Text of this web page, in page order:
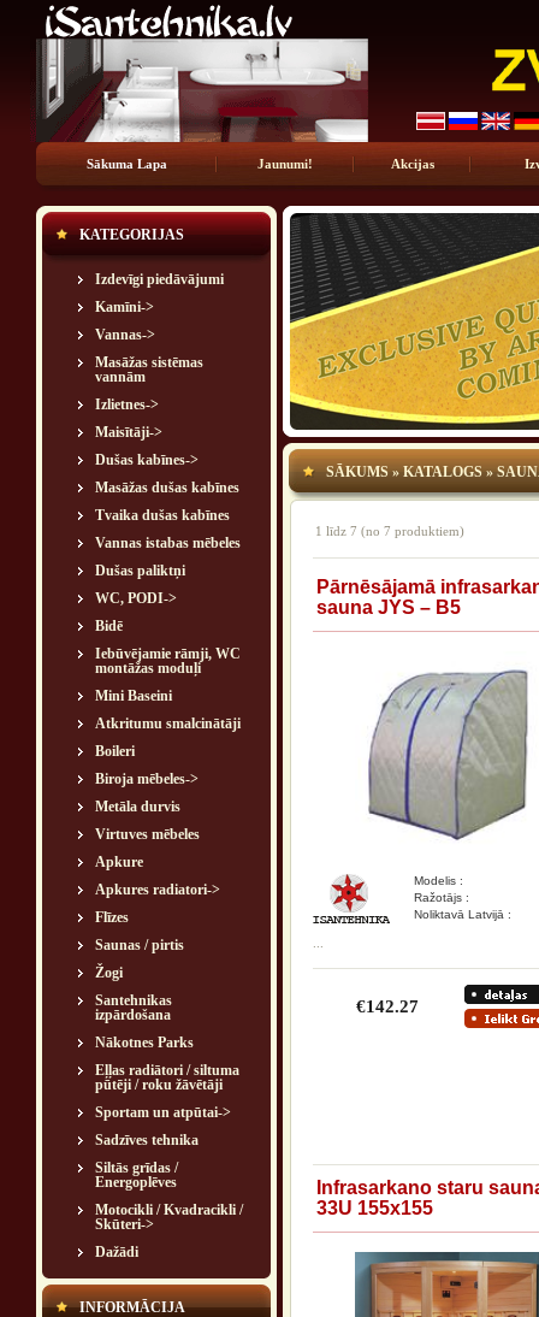
Sākuma Lapa Jaunumi! Akcijas
KATEGORIJAS
Izdevīgi piedāvājumi
Kamīni->
Vannas->
Masāžas sistēmas
vannām
Izlietnes->
Maisītāji->
Dušas kabīnes->
Masāžas dušas kabīnes
Tvaika dušas kabīnes
Vannas istabas mēbeles
Dušas paliktņi
WC, PODI->
Bidē
Iebūvējamie rāmji, WC
montāžas moduļi
Mini Baseini
Atkritumu smalcinātāji
Boileri
Biroja mēbeles->
Metāla durvis
Virtuves mēbeles
Apkure
Apkures radiatori->
Flīzes
Saunas / pirtis
Žogi
Santehnikas
izpārdošana
Nākotnes Parks
Eļļas radiātori / siltuma
pūtēji / roku žāvētāji
Sportam un atpūtai->
Sadzīves tehnika
Siltās grīdas /
Energoplēves
Motocikli / Kvadracikli /
Skūteri->
Dažādi
INFORMĀCIJA
SĀKUMS»KATALOGS»
1 līdz 7 (no 7 produktiem)
Pārnēsājamā
sauna JYS – B5
Modelis :
Ražotājs :
Noliktavā Latvijā :
€142.27
Infrasarkano staru
33U 155x155